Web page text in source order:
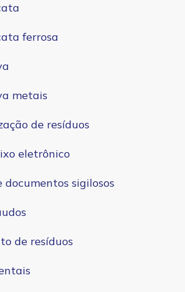
ferrosa
metais
de resíduos
eletrônico
sigilosos
de resíduos